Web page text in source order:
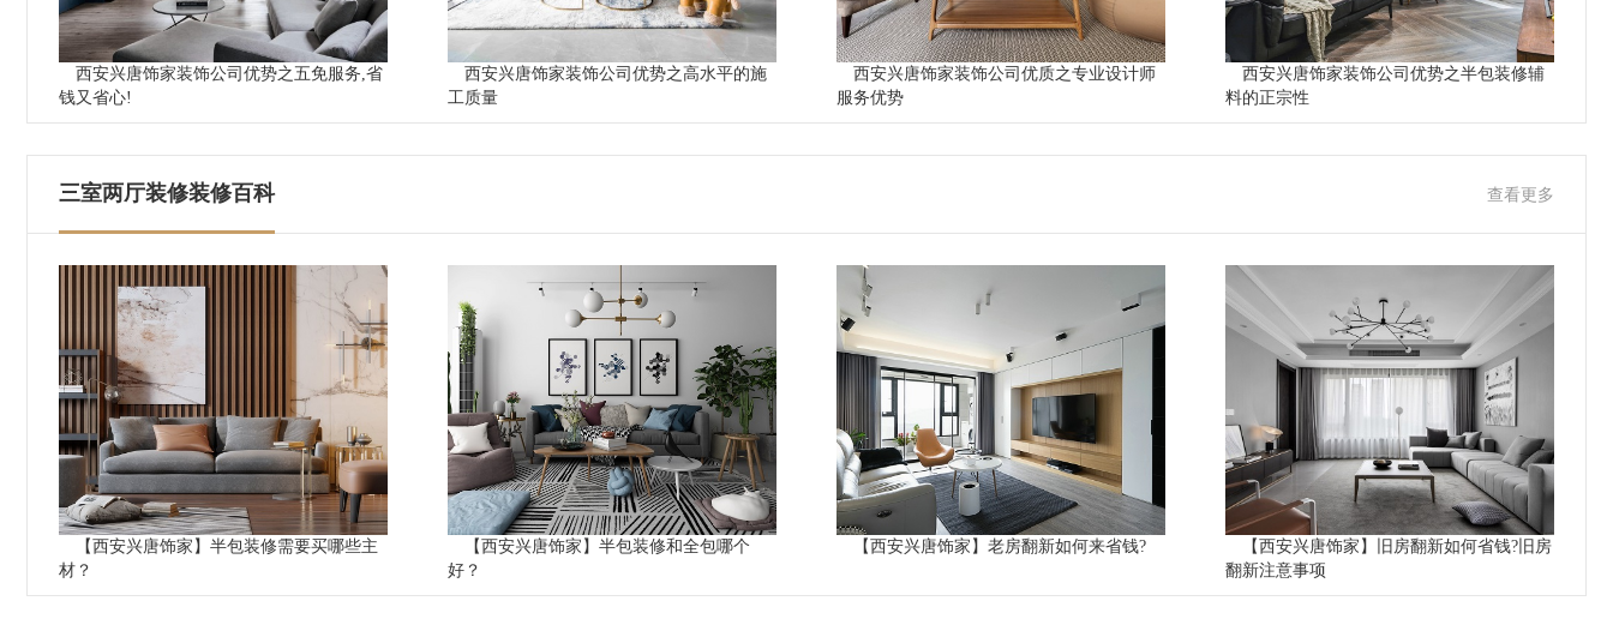
西安兴唐饰家装饰公司优势之五免服务,省
钱又省心!
西安兴唐饰家装饰公司优势之高水平的施
工质量
西安兴唐饰家装饰公司优质之专业设计师
服务优势
西安兴唐饰家装饰公司优势之半包装修辅
料的正宗性
三室两厅装修装修百科 查看更多
【西安兴唐饰家】半包装修需要买哪些主
材？
【西安兴唐饰家】半包装修和全包哪个
好？
【西安兴唐饰家】老房翻新如何来省钱?
【西安兴唐饰家】旧房翻新如何省钱?旧房
翻新注意事项